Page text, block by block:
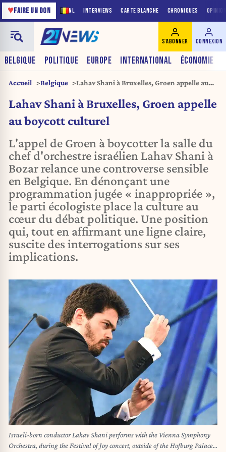
NL INTERVIEWS CARTE BLANCHE CHRONIQUES
♥FAIRE UN DON
BELGIQUE POLITIQUE EUROPE INTERNATIONAL ÉCONOMIE
S'ABONNER CONNEXION
Accueil Belgique
Lahav Shani à Bruxelles, Groen appelle au
Lahav Shani à Bruxelles, Groen appelle
au boycott culturel
L'appel de Groen à boycotter la salle du
chef d'orchestre israélien Lahav Shani à
Bozar relance une controverse sensible
en Belgique. En dénonçant une
programmation jugée « inappropriée »,
le parti écologiste place la culture au
cœur du débat politique. Une position
qui, tout en affirmant une ligne claire,
suscite des interrogations sur ses
implications.
Israeli-born conductor Lahav Shani performs with the Vienna Symphony
Orchestra, during the Festival of Joy concert, outside of the Hofburg Palace